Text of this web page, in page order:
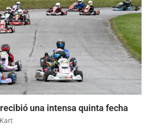
una intensa quinta fecha